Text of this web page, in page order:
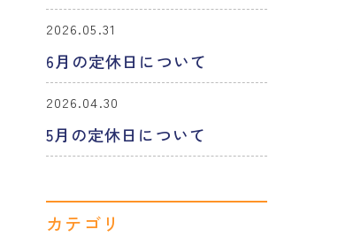
2026.05.31
6月の定休日について
2026.04.30
5月の定休日について
カテゴリ